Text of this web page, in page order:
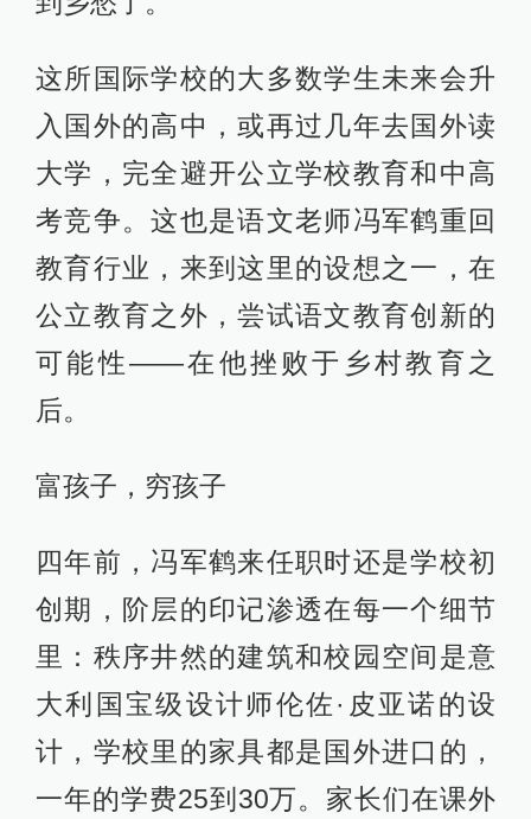
这所国际学校的大多数学生未来会升
入国外的高中，或再过几年去国外读
大学，完全避开公立学校教育和中高
考竞争。这也是语文老师冯军鹤重回
教育行业，来到这里的设想之一，在
公立教育之外，尝试语文教育创新的
可能性——在他挫败于乡村教育之
后。
富孩子，穷孩子
四年前，冯军鹤来任职时还是学校初
创期，阶层的印记渗透在每一个细节
里：秩序井然的建筑和校园空间是意
大利国宝级设计师伦佐·皮亚诺的设
计，学校里的家具都是国外进口的，
一年的学费25到30万。家长们在课外